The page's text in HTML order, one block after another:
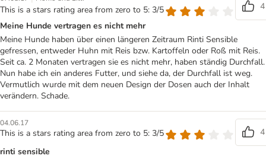
This is a stars rating area from zero to 5: 3/5
4
Meine Hunde vertragen es nicht mehr
Meine Hunde haben über einen längeren Zeitraum Rinti Sensible
gefressen, entweder Huhn mit Reis bzw. Kartoffeln oder Roß mit Reis.
Seit ca. 2 Monaten vertragen sie es nicht mehr, haben ständig Durchfall.
Nun habe ich ein anderes Futter, und siehe da, der Durchfall ist weg.
Vermutlich wurde mit dem neuen Design der Dosen auch der Inhalt
verändern. Schade.
04.06.17
This is a stars rating area from zero to 5: 3/5
4
rinti sensible